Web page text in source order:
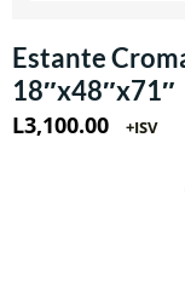
Estante
18″x48″x71″
L3,100.00 +ISV